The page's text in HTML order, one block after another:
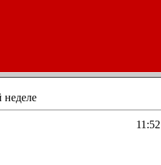
неделе
11:52